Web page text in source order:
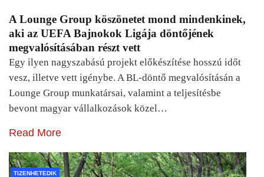
A Lounge Group köszönetet mond mindenkinek,
aki az UEFA Bajnokok Ligája döntőjének
megvalósításában részt vett
Egy ilyen nagyszabású projekt előkészítése hosszú időt
vesz, illetve vett igénybe. A BL-döntő megvalósításán a
Lounge Group munkatársai, valamint a teljesítésbe
bevont magyar vállalkozások közel…
Read More
TIZENHETEDIK